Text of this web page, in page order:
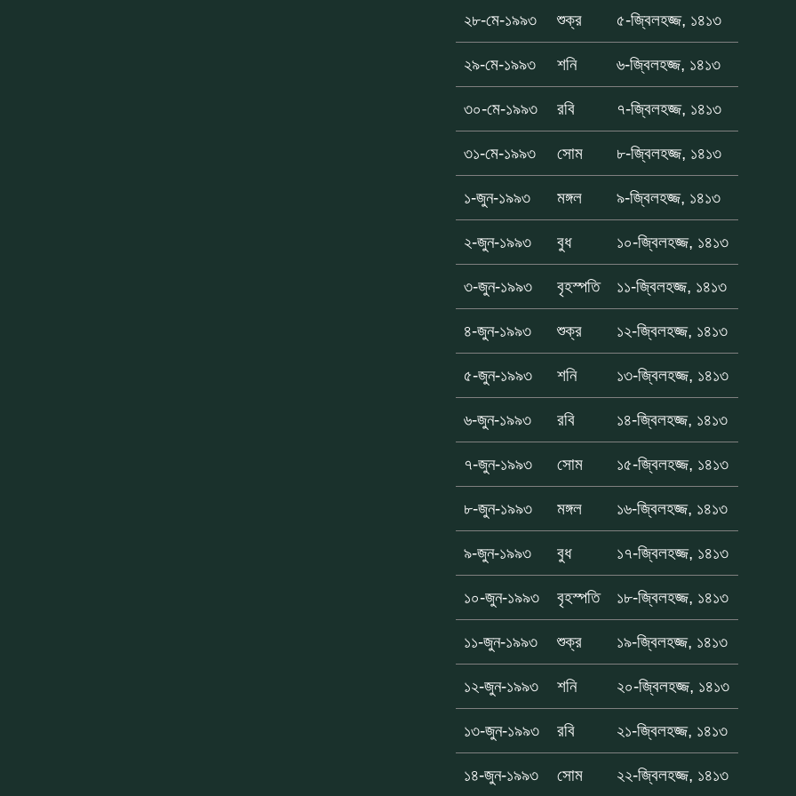
২৮-মে-১৯৯৩ শুক্র ৫-জ্বিলহজ্জ, ১৪১৩
২৯-মে-১৯৯৩ শনি ৬-জ্বিলহজ্জ, ১৪১৩
৩০-মে-১৯৯৩ রবি ৭-জ্বিলহজ্জ, ১৪১৩
৩১-মে-১৯৯৩ সোম ৮-জ্বিলহজ্জ, ১৪১৩
১-জুন-১৯৯৩ মঙ্গল ৯-জ্বিলহজ্জ, ১৪১৩
২-জুন-১৯৯৩ বুধ ১০-জ্বিলহজ্জ, ১৪১৩
৩-জুন-১৯৯৩ বৃহস্পতি ১১-জ্বিলহজ্জ, ১৪১৩
৪-জুন-১৯৯৩ শুক্র ১২-জ্বিলহজ্জ, ১৪১৩
৫-জুন-১৯৯৩ শনি ১৩-জ্বিলহজ্জ, ১৪১৩
৬-জুন-১৯৯৩ রবি ১৪-জ্বিলহজ্জ, ১৪১৩
৭-জুন-১৯৯৩ সোম ১৫-জ্বিলহজ্জ, ১৪১৩
৮-জুন-১৯৯৩ মঙ্গল ১৬-জ্বিলহজ্জ, ১৪১৩
৯-জুন-১৯৯৩ বুধ ১৭-জ্বিলহজ্জ, ১৪১৩
১০-জুন-১৯৯৩ বৃহস্পতি ১৮-জ্বিলহজ্জ, ১৪১৩
১১-জুন-১৯৯৩ শুক্র ১৯-জ্বিলহজ্জ, ১৪১৩
১২-জুন-১৯৯৩ শনি ২০-জ্বিলহজ্জ, ১৪১৩
১৩-জুন-১৯৯৩ রবি ২১-জ্বিলহজ্জ, ১৪১৩
১৪-জুন-১৯৯৩ সোম ২২-জ্বিলহজ্জ, ১৪১৩